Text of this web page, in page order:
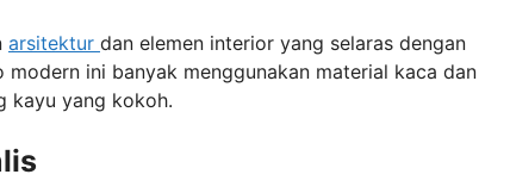
arsitektur dan elemen interior yang selaras dengan
ini banyak menggunakan material kaca dan
kayu yang kokoh.